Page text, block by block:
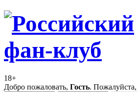
18+
Добро пожаловать, Гость. Пожалуйста,